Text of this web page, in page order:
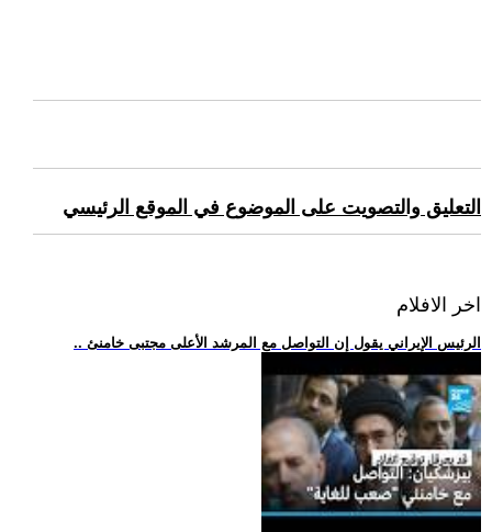
التعليق والتصويت على الموضوع في الموقع الرئيسي
اخر الافلام
.. الرئيس الإيراني يقول إن التواصل مع المرشد الأعلى مجتبى خامنئ